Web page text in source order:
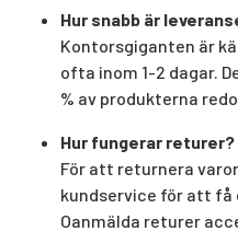
Hur snabb är
Kontorsgiganten är
ofta inom 1-2 dagar.
% av produkterna
Hur fungerar returer?
För att returnera
kundservice för att få
Oanmälda returer